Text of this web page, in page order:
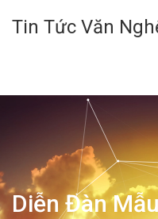
Tin Tức Văn
Diễn Đàn